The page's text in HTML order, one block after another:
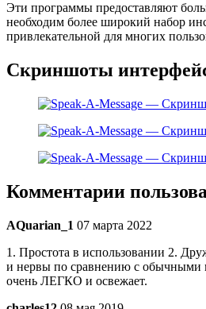
Эти программы предоставляют
необходим более широкий набор
привлекательной для многих
Скриншоты
Комментарии
AQuarian_1 07 марта 2022
1. Простота в использовании 2.
и нервы по сравнению с обычными
очень ЛЕГКО и освежает.